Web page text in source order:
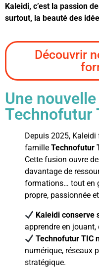
Kaleidi, c’est la passion
surtout, la beauté des
Découvrir
Une
Technofutur
Depuis 2025,
famille Technofutur
Cette fusion ouvre
davantage de
formations… tout en
propre, passionnée
Kaleidi conserve
apprendre en
Technofutur TIC
numérique, réseaux
stratégique.